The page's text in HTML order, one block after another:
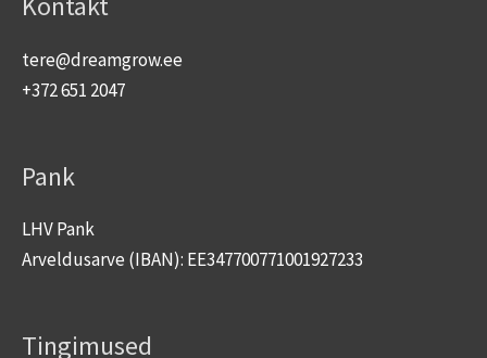
tere@dreamgrow.ee
+372 651 2047
Pank
LHV Pank
Arveldusarve (IBAN): EE347700771001927233
Tingimused